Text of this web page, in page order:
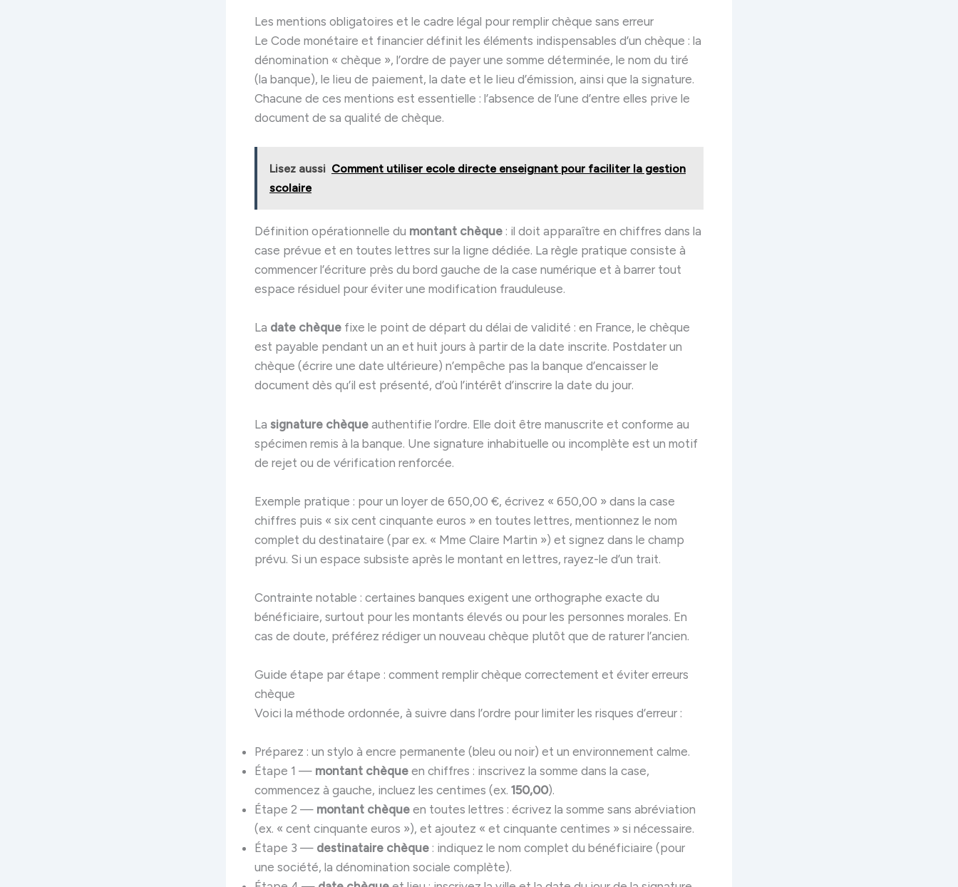
Les mentions obligatoires et le cadre légal pour remplir chèque sans erreur
Le Code monétaire et financier définit les éléments indispensables d’un chèque : la
dénomination « chèque », l’ordre de payer une somme déterminée, le nom du tiré
(la banque), le lieu de paiement, la date et le lieu d’émission, ainsi que la signature.
Chacune de ces mentions est essentielle : l’absence de l’une d’entre elles prive le
document de sa qualité de chèque.
Lisez aussi Comment utiliser ecole directe enseignant pour faciliter la gestion
scolaire
Définition opérationnelle du montant chèque : il doit apparaître en chiffres dans la
case prévue et en toutes lettres sur la ligne dédiée. La règle pratique consiste à
commencer l’écriture près du bord gauche de la case numérique et à barrer tout
espace résiduel pour éviter une modification frauduleuse.
La date chèque fixe le point de départ du délai de validité : en France, le chèque
est payable pendant un an et huit jours à partir de la date inscrite. Postdater un
chèque (écrire une date ultérieure) n’empêche pas la banque d’encaisser le
document dès qu’il est présenté, d’où l’intérêt d’inscrire la date du jour.
La signature chèque authentifie l’ordre. Elle doit être manuscrite et conforme au
spécimen remis à la banque. Une signature inhabituelle ou incomplète est un motif
de rejet ou de vérification renforcée.
Exemple pratique : pour un loyer de 650,00 €, écrivez « 650,00 » dans la case
chiffres puis « six cent cinquante euros » en toutes lettres, mentionnez le nom
complet du destinataire (par ex. « Mme Claire Martin ») et signez dans le champ
prévu. Si un espace subsiste après le montant en lettres, rayez-le d’un trait.
Contrainte notable : certaines banques exigent une orthographe exacte du
bénéficiaire, surtout pour les montants élevés ou pour les personnes morales. En
cas de doute, préférez rédiger un nouveau chèque plutôt que de raturer l’ancien.
Guide étape par étape : comment remplir chèque correctement et éviter erreurs
chèque
Voici la méthode ordonnée, à suivre dans l’ordre pour limiter les risques d’erreur :
Préparez : un stylo à encre permanente (bleu ou noir) et un environnement calme.
Étape 1 — montant chèque en chiffres : inscrivez la somme dans la case,
commencez à gauche, incluez les centimes (ex. 150,00).
Étape 2 — montant chèque en toutes lettres : écrivez la somme sans abréviation
(ex. « cent cinquante euros »), et ajoutez « et cinquante centimes » si nécessaire.
Étape 3 — destinataire chèque : indiquez le nom complet du bénéficiaire (pour
une société, la dénomination sociale complète).